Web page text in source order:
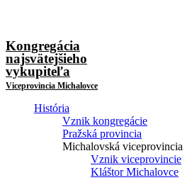
Kongregácia
najsvätejšieho
vykupiteľa
Viceprovincia Michalovce
História
Vznik kongregácie
Pražská provincia
Michalovská viceprovincia
Vznik viceprovincie
Kláštor Michalovce